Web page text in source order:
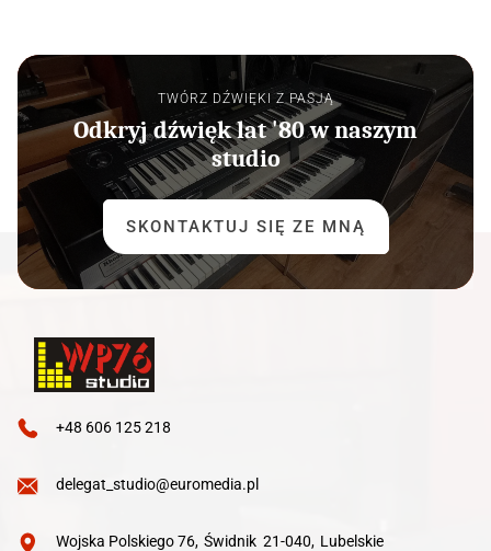
TWÓRZ DŹWIĘKI Z PASJĄ
Odkryj dźwięk lat '80 w naszym
studio
SKONTAKTUJ SIĘ ZE MNĄ
+48 606 125 218
delegat_studio@euromedia.pl
Wojska Polskiego 76, Świdnik 21-040, Lubelskie